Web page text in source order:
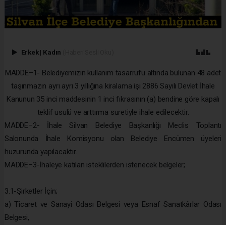
Erkek | Kadın
MADDE–1- Belediyemizin kullanım tasarrufu altında bulunan 48 adet
taşınmazın ayrı ayrı 3 yıllığına kiralama işi 2886 Sayılı Devlet İhale
Kanunun 35 inci maddesinin 1 inci fıkrasının (a) bendine göre kapalı
teklif usulü ve arttırma suretiyle ihale edilecektir.
MADDE–2- İhale Silvan Belediye Başkanlığı Meclis Toplantı
Salonunda İhale Komisyonu olan Belediye Encümen üyeleri
huzurunda yapılacaktır.
MADDE–3-İhaleye katılan isteklilerden istenecek belgeler;
3.1-Şirketler İçin;
a) Ticaret ve Sanayi Odası Belgesi veya Esnaf Sanatkârlar Odası
Belgesi,